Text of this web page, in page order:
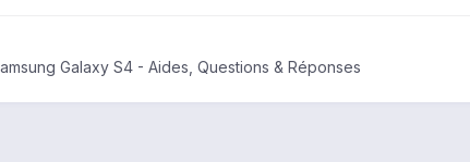
Galaxy S4 - Aides, Questions & Réponses